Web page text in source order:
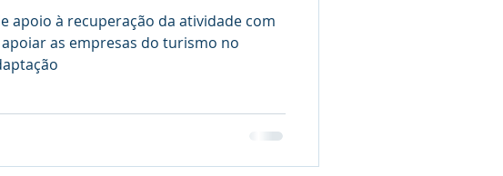
apoio à recuperação da atividade com
as empresas do turismo no